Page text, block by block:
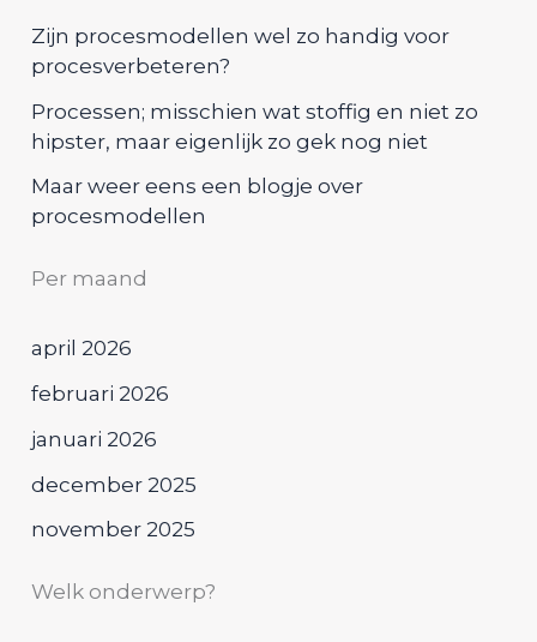
Zijn procesmodellen wel zo handig voor
procesverbeteren?
Processen; misschien wat stoffig en niet zo
hipster, maar eigenlijk zo gek nog niet
Maar weer eens een blogje over
procesmodellen
Per maand
april 2026
februari 2026
januari 2026
december 2025
november 2025
Welk onderwerp?